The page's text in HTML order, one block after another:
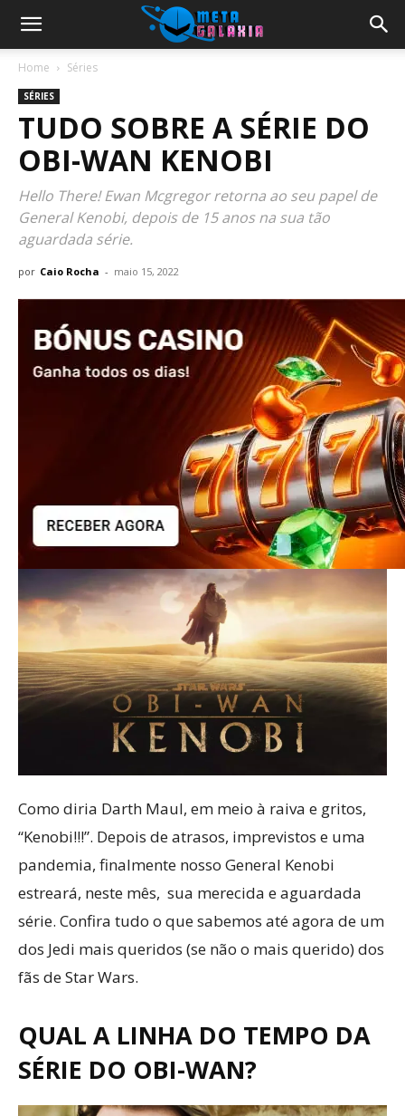
Home Séries
SÉRIES
TUDO SOBRE A SÉRIE DO
OBI-WAN KENOBI
Hello There! Ewan Mcgregor retorna ao seu papel de
General Kenobi, depois de 15 anos na sua tão
aguardada série.
por Caio Rocha - maio 15, 2022
Como diria Darth Maul, em meio à raiva e gritos,
“Kenobi!!!”. Depois de atrasos, imprevistos e uma
pandemia, finalmente nosso General Kenobi
estreará, neste mês, sua merecida e aguardada
série. Confira tudo o que sabemos até agora de um
dos Jedi mais queridos (se não o mais querido) dos
fãs de Star Wars.
QUAL A LINHA DO TEMPO DA
SÉRIE DO OBI-WAN?